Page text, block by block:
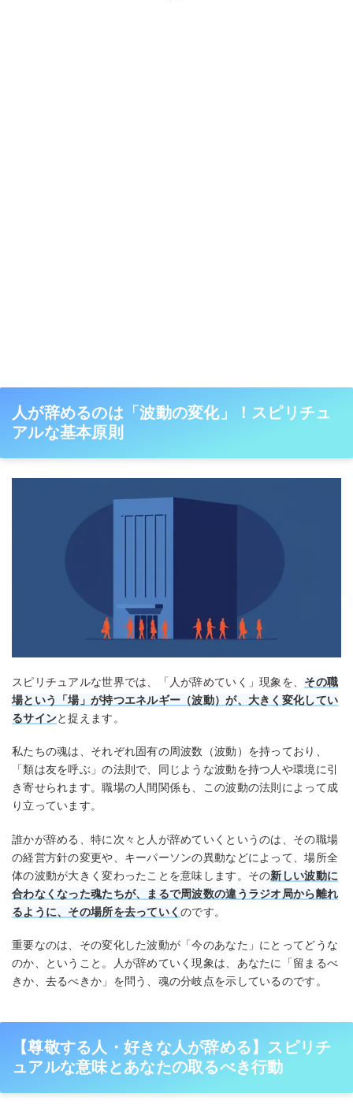
人が辞めるのは「波動の変化」！スピリチュ
アルな基本原則
スピリチュアルな世界では、「人が辞めていく」現象を、 その職
場という「場」が持つエネルギー（波動）が、大きく変化してい
るサインと捉えます。
私たちの魂は、それぞれ固有の周波数（波動）を持っており、
「類は友を呼ぶ」の法則で、同じような波動を持つ人や環境に引
き寄せられます。職場の人間関係も、この波動の法則によって成
り立っています。
誰かが辞める、特に次々と人が辞めていくというのは、その職場
の経営方針の変更や、キーパーソンの異動などによって、場所全
体の波動が大きく変わったことを意味します。その新しい波動に
合わなくなった魂たちが、まるで周波数の違うラジオ局から離れ
るように、その場所を去っていくのです。
重要なのは、その変化した波動が「今のあなた」にとってどうな
のか、ということ。人が辞めていく現象は、あなたに「留まるべ
きか、去るべきか」を問う、魂の分岐点を示しているのです。
【尊敬する人・好きな人が辞める】スピリチ
ュアルな意味とあなたの取るべき行動